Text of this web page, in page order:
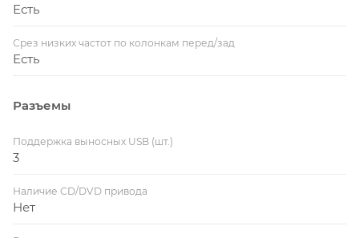
Есть
Срез низких частот по колонкам перед/зад
Есть
Разъемы
Поддержка выносных USB (шт.)
3
Наличие CD/DVD привода
Нет